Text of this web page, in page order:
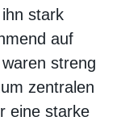
stark
auf
streng
zentralen
eine starke